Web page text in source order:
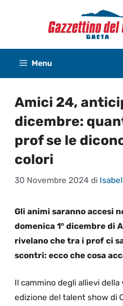
Menu
Amici 24,
dicembre:
prof se le
colori
30 Novembre 2024 di
Gli animi saranno accesi
domenica 1° dicembre di
rivelano che tra i prof ci
scontri: ecco che cosa
Il cammino degli allievi
edizione del talent show di